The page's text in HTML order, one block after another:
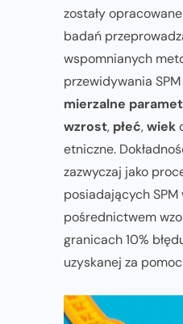
zostały
badań
wspomnianych
przewidywania
mierzalne
wzrost, płeć,wiek
etniczne.
zazwyczaj jako
posiadających SPM
pośrednictwem
granicach 10%
uzyskanej za